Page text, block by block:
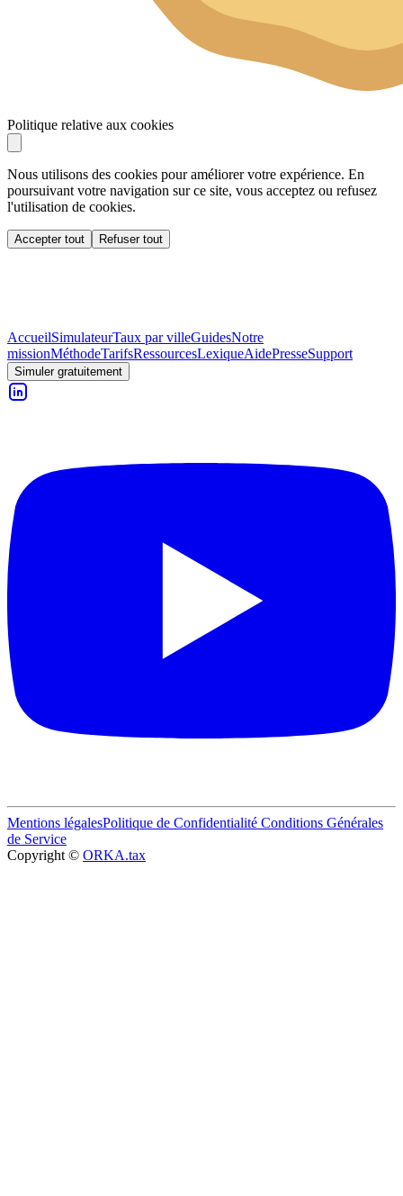
Politique relative aux cookies
Nous utilisons des cookies pour améliorer votre expérience. En
poursuivant votre navigation sur ce site, vous acceptez ou refusez
l'utilisation de cookies.
Accepter tout Refuser tout
AccueilSimulateurTaux par villeGuidesNotre
missionMéthodeTarifsRessourcesLexiqueAidePresseSupport
Simuler gratuitement
Mentions légalesPolitique de Confidentialité Conditions Générales
de Service
Copyright © ORKA.tax